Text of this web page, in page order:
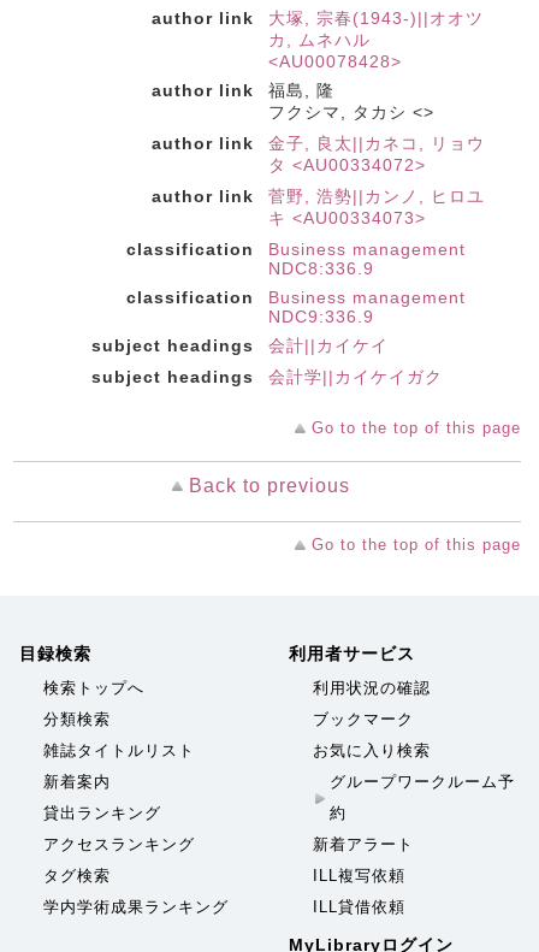
author link
大塚, 宗春(1943-)||オオツ
カ, ムネハル
<AU00078428>
author link
福島, 隆
フクシマ, タカシ <>
author link
金子, 良太||カネコ, リョウ
タ <AU00334072>
author link
菅野, 浩勢||カンノ, ヒロユ
キ <AU00334073>
classification
Business management
NDC8:336.9
classification
Business management
NDC9:336.9
subject headings
会計||カイケイ
subject headings
会計学||カイケイガク
Go to the top of this page
Back to previous
Go to the top of this page
目録検索
検索トップへ
分類検索
雑誌タイトルリスト
新着案内
貸出ランキング
アクセスランキング
タグ検索
学内学術成果ランキング
利用者サービス
利用状況の確認
ブックマーク
お気に入り検索
グループワークルーム予
約
新着アラート
ILL複写依頼
ILL貸借依頼
MyLibraryログイン